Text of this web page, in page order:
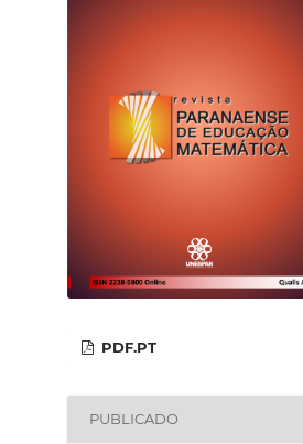
PDF.PT
PUBLICADO